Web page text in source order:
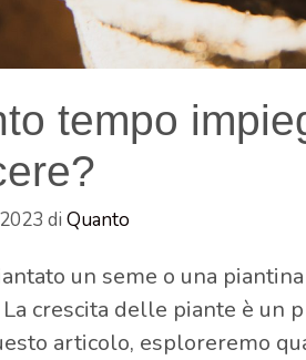
tempo
di Quanto
un seme o una
crescita delle piante è un
articolo, esploreremo